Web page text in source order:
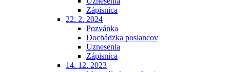
Zápisnica
22. 2. 2024
Pozvánka
Dochádzka poslancov
Uznesenia
Zápisnica
14. 12. 2023